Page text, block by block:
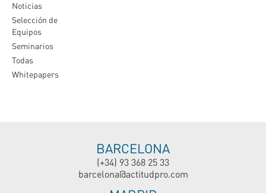
Noticias
Selección de
Equipos
Seminarios
Todas
Whitepapers
BARCELONA
(+34) 93 368 25 33
barcelona@actitudpro.com